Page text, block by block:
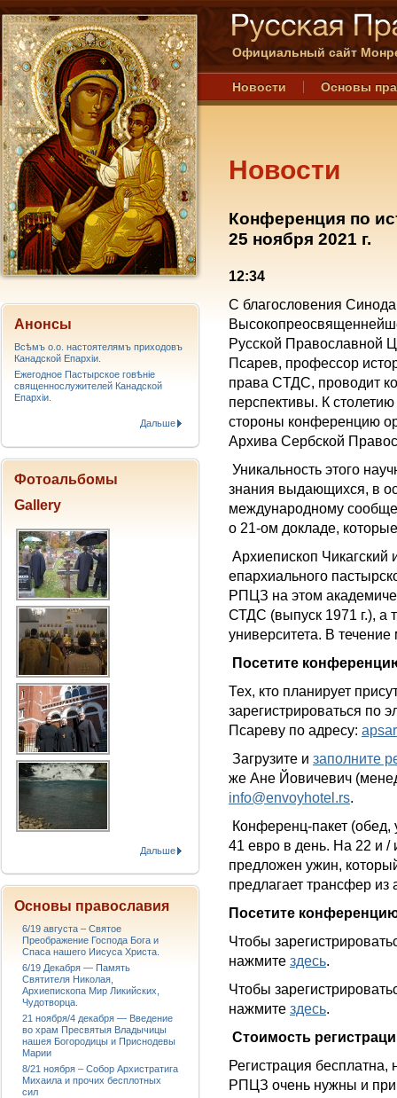
Официальный сайт
Новости Основы
Новости
Конференция по
25 ноября 2021 г.
12:34
С благословения
Русской Православной
Псарев, профессор
права CТДС, проводит
перспективы. К
стороны конференцию
Архива Сербской
Уникальность этого
знания выдающихся, в
международному
о 21-ом докладе,
Архиепископ
епархиального
РПЦЗ на этом
СТДС (выпуск 1971 г.), а
университета. В
Посетите
Тех, кто планирует
зарегистрироваться по
Псареву по адресу:
Загрузите и заполните
же Ане Йовичевич
info@envoyhotel .rs.
Конференц-пакет
41 евро в день. На 22 и
предложен ужин,
предлагает трансфер из
Посетите
Чтобы
нажмите здесь.
Чтобы
нажмите здесь.
Стоимость
Регистрация
РПЦЗ очень нужны и
Анонсы
Всѣмъ о.о. настоятелямъ приходовъ
Канадской Епархiи.
Ежегодное Пастырское говѣніе
священнослужителей Канадской
Епархіи.
Дальше
Фотоальбомы
Gallery
Дальше
Основы православия
6/19 августа – Святое
Преображение Господа Бога и
Спаса нашего Иисуса Христа.
6/19 Декабря — Память
Святителя Николая,
Архиепископа Мир Ликийских,
Чудотворца.
21 ноября/4 декабря — Введение
во храм Пресвятыя Владычицы
нашея Богородицы и Приснодевы
Марии
8/21 ноября – Собор Архистратига
Михаила и прочих бесплотных
сил